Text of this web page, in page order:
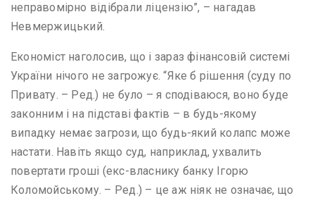
неправомірно відібрали ліцензію”, – нагадав
Невмержицький.
Економіст наголосив, що і зараз фінансовій системі
України нічого не загрожує. “Яке б рішення (суду по
Привату. – Ред.) не було – я сподіваюся, воно буде
законним і на підставі фактів – в будь-якому
випадку немає загрози, що будь-який колапс може
настати. Навіть якщо суд, наприклад, ухвалить
повертати гроші (екс-власнику банку Ігорю
Коломойському. – Ред.) – це аж ніяк не означає, що